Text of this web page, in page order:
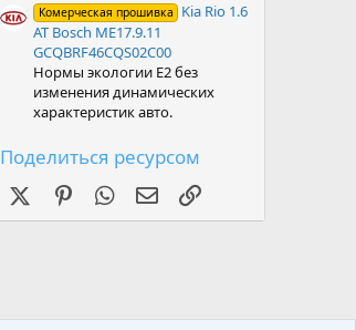
Комерческая прошивка
Kia Rio 1.6
AT Bosch ME17.9.11
GCQBRF46CQS02C00
Нормы экологии Е2 без
изменения динамических
характеристик авто.
Поделиться ресурсом
X (Twitter)PinterestWhatsAppЭлектронная почта